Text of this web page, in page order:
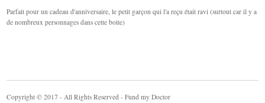
Parfait pour un cadeau d'anniversaire, le petit garçon qui l'a reçu était ravi (surtout car il y a
de nombreux personnages dans cette boite)
Copyright © 2017 - All Rights Reserved - Fund my Doctor